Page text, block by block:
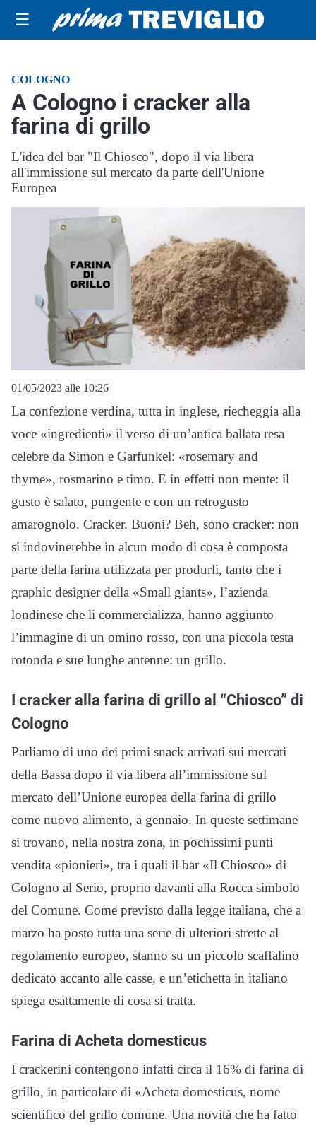
☰
COLOGNO
A Cologno i cracker alla
farina di grillo
L'idea del bar "Il Chiosco", dopo il via libera
all'immissione sul mercato da parte dell'Unione
Europea
01/05/2023 alle 10:26
La confezione verdina, tutta in inglese, riecheggia alla
voce «ingredienti» il verso di un’antica ballata resa
celebre da Simon e Garfunkel: «rosemary and
thyme», rosmarino e timo. E in effetti non mente: il
gusto è salato, pungente e con un retrogusto
amarognolo. Cracker. Buoni? Beh, sono cracker: non
si indovinerebbe in alcun modo di cosa è composta
parte della farina utilizzata per produrli, tanto che i
graphic designer della «Small giants», l’azienda
londinese che li commercializza, hanno aggiunto
l’immagine di un omino rosso, con una piccola testa
rotonda e sue lunghe antenne: un grillo.
I cracker alla farina di grillo al “Chiosco” di
Cologno
Parliamo di uno dei primi snack arrivati sui mercati
della Bassa dopo il via libera all’immissione sul
mercato dell’Unione europea della farina di grillo
come nuovo alimento, a gennaio. In queste settimane
si trovano, nella nostra zona, in pochissimi punti
vendita «pionieri», tra i quali il bar «Il Chiosco» di
Cologno al Serio, proprio davanti alla Rocca simbolo
del Comune. Come previsto dalla legge italiana, che a
marzo ha posto tutta una serie di ulteriori strette al
regolamento europeo, stanno su un piccolo scaffalino
dedicato accanto alle casse, e un’etichetta in italiano
spiega esattamente di cosa si tratta.
Farina di Acheta domesticus
I crackerini contengono infatti circa il 16% di farina di
grillo, in particolare di «Acheta domesticus, nome
scientifico del grillo comune. Una novità che ha fatto